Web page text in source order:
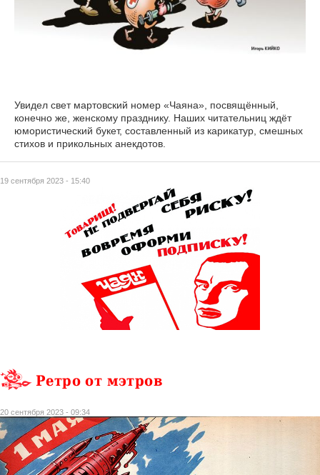
19 сентября 2023 - 15:40
Увидел свет мартовский номер «Чаяна», посвящённый,
конечно же, женскому празднику. Наших читательниц ждёт
юмористический букет, составленный из карикатур, смешных
стихов и прикольных анекдотов.
Ретро от мэтров
20 сентября 2023 - 09:34